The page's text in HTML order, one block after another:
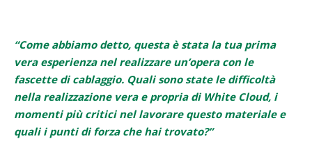
“Come abbiamo detto, questa è stata la tua prima
vera esperienza nel realizzare un’opera con le
fascette di cablaggio. Quali sono state le difficoltà
nella realizzazione vera e propria di White Cloud, i
momenti più critici nel lavorare questo materiale e
quali i punti di forza che hai trovato?”